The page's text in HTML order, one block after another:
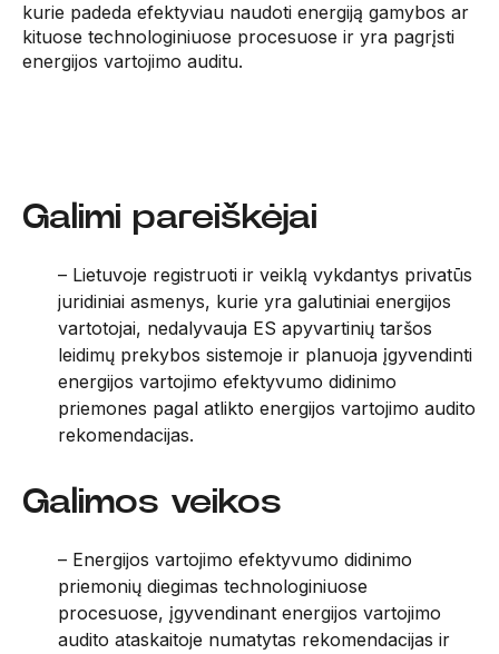
kurie padeda efektyviau naudoti energiją gamybos ar
kituose technologiniuose procesuose ir yra pagrįsti
energijos vartojimo auditu.
Galimi pareiškėjai
– Lietuvoje registruoti ir veiklą vykdantys privatūs
juridiniai asmenys, kurie yra galutiniai energijos
vartotojai, nedalyvauja ES apyvartinių taršos
leidimų prekybos sistemoje ir planuoja įgyvendinti
energijos vartojimo efektyvumo didinimo
priemones pagal atlikto energijos vartojimo audito
rekomendacijas.
Galimos veikos
– Energijos vartojimo efektyvumo didinimo
priemonių diegimas technologiniuose
procesuose, įgyvendinant energijos vartojimo
audito ataskaitoje numatytas rekomendacijas ir